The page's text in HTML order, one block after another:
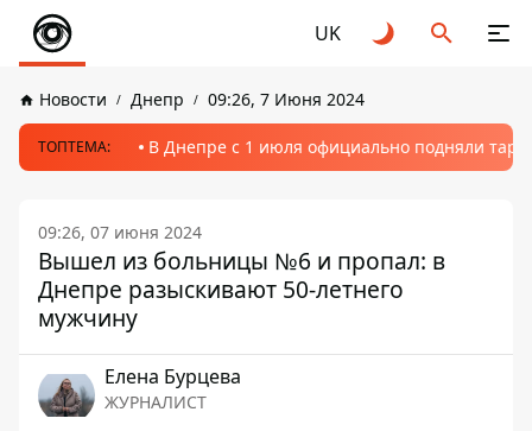
UK
Новости Днепр 09:26, 7 Июня 2024
ТОПТЕМА: В Днепре с 1 июля официально подняли
09:26, 07 июня 2024
Вышел из больницы №6 и пропал: в
Днепре разыскивают 50-летнего
мужчину
Елена Бурцева
ЖУРНАЛИСТ